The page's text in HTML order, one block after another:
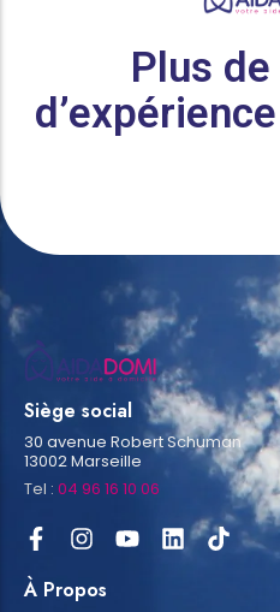
Plus de
Siège social
30 avenue Robert Schuman
13002 Marseille
Tel : 04 96 16 10 06
À Propos